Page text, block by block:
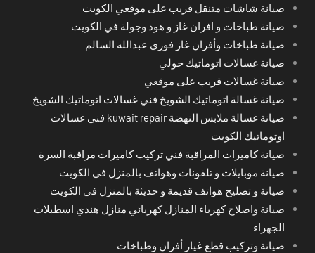
صيانة شاشات متنقل قريب على موقعي الكويت
صيانة طباخات و افران غاز و هود وجولة في الكويت
صيانة طباخات وأفران غاز فوري عبدالله السالم
صيانة غسالات اتوماتيك حولي
صيانة غسالات قريب على موقعي
صيانة غسالة اتوماتيك الشويخ فني غسالات اتوماتيك الشويخ
صيانة غسالة ملابس النهضة kuwait repair فني غسالات
اوتوماتيك الكويت
صيانة كاميرات المراقبة فني تركيب كاميرات مراقبة السرة
صيانة موبايلات و تلفونات وهواتف بالمنزل في الكويت
صيانة و تصليح هواتف قديمة و حديثة بالمنزل في الكويت
صيانة واصلاح كهرباء المنازل كهربائي منازل هندي اسطبلات
الجهراء
صيانة وتركيب قطع غيار أفران وطباخات